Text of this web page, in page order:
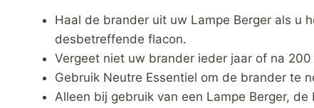
Haal de brander uit uw Lampe Berger als u
desbetreffende flacon.
Vergeet niet uw brander ieder jaar of na
Gebruik Neutre Essentiel om de brander te
Alleen bij gebruik van een Lampe Berger,